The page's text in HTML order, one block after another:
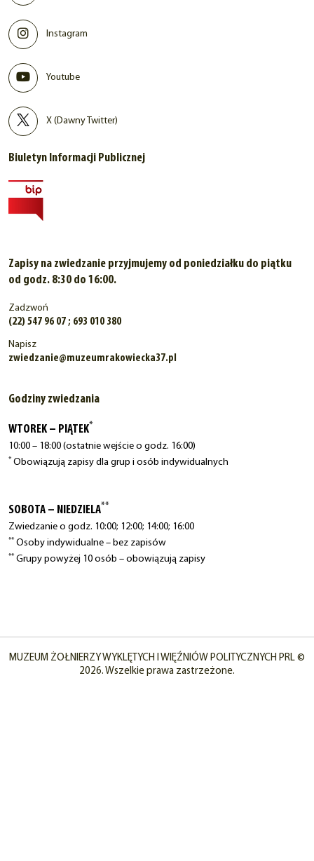
Instagram
Youtube
X (Dawny Twitter)
Biuletyn Informacji Publicznej
Zapisy na zwiedzanie przyjmujemy od poniedziałku do piątku
od godz. 8:30 do 16:00.
Zadzwoń
(22) 547 96 07 ; 693 010 380
Napisz
zwiedzanie@muzeumrakowiecka37.pl
Godziny zwiedzania
WTOREK – PIĄTEK*
10:00 – 18:00 (ostatnie wejście o godz. 16:00)
* Obowiązują zapisy dla grup i osób indywidualnych
SOBOTA – NIEDZIELA**
Zwiedzanie o godz. 10:00; 12:00; 14:00; 16:00
** Osoby indywidualne – bez zapisów
** Grupy powyżej 10 osób – obowiązują zapisy
MUZEUM ŻOŁNIERZY WYKLĘTYCH I WIĘŹNIÓW POLITYCZNYCH PRL ©
2026. Wszelkie prawa zastrzeżone.